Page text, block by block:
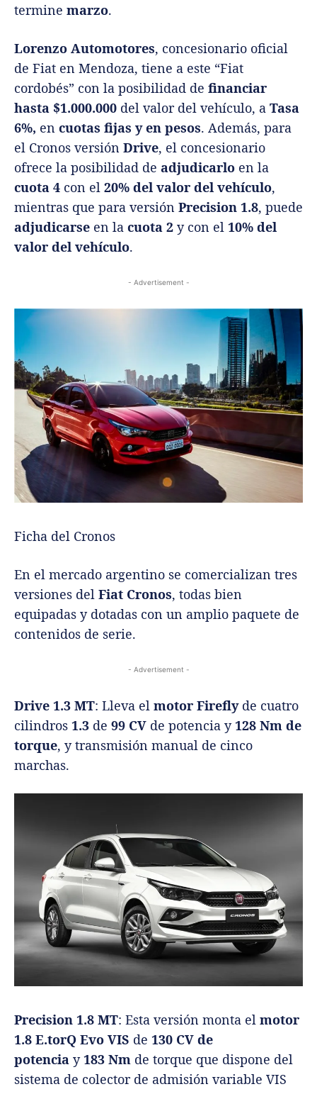
termine marzo.
Lorenzo Automotores, concesionario oficial
de Fiat en Mendoza, tiene a este “Fiat
cordobés” con la posibilidad de financiar
hasta $1.000.000 del valor del vehículo, a Tasa
6%, en cuotas fijas y en pesos. Además, para
el Cronos versión Drive, el concesionario
ofrece la posibilidad de adjudicarlo en la
cuota 4 con el 20% del valor del vehículo,
mientras que para versión Precision 1.8, puede
adjudicarse en la cuota 2 y con el 10% del
valor del vehículo.
- Advertisement -
Ficha del Cronos
En el mercado argentino se comercializan tres
versiones del Fiat Cronos, todas bien
equipadas y dotadas con un amplio paquete de
contenidos de serie.
- Advertisement -
Drive 1.3 MT: Lleva el motor Fireflyde cuatro
cilindros 1.3 de 99 CV de potencia y128 Nm de
torque, y transmisión manual de cinco
marchas.
Precision 1.8 MT: Esta versión monta el motor
1.8 E.torQ Evo VIS de 130 CV de
potencia y183 Nm de torque que dispone del
sistema de colector de admisión variable VIS